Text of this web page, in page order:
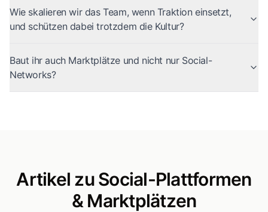
Wie skalieren wir das Team, wenn Traktion einsetzt,
und schützen dabei trotzdem die Kultur?
Baut ihr auch Marktplätze und nicht nur Social-
Networks?
Artikel zu Social-Plattformen
& Marktplätzen